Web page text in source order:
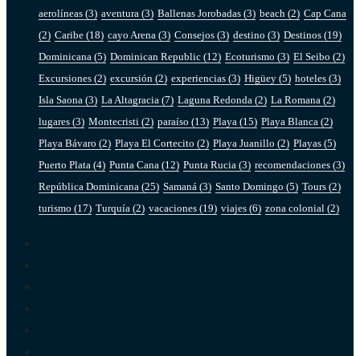
aerolíneas (3) aventura (3) Ballenas Jorobadas (3) beach (2) Cap Cana
(2) Caribe (18) cayo Arena (3) Consejos (3) destino (3) Destinos (19)
Dominicana (5) Dominican Republic (12) Ecoturismo (3) El Seibo (2)
Excursiones (2) excursión (2) experiencias (3) Higüey (5) hoteles (3)
Isla Saona (3) La Altagracia (7) Laguna Redonda (2) La Romana (2)
lugares (3) Montecristi (2) paraíso (13) Playa (15) Playa Blanca (2)
Playa Bávaro (2) Playa El Cortecito (2) Playa Juanillo (2) Playas (5)
Puerto Plata (4) Punta Cana (12) Punta Rucia (3) recomendaciones (3)
República Dominicana (25) Samaná (3) Santo Domingo (5) Tours (2)
turismo (17) Turquía (2) vacaciones (19) viajes (6) zona colonial (2)